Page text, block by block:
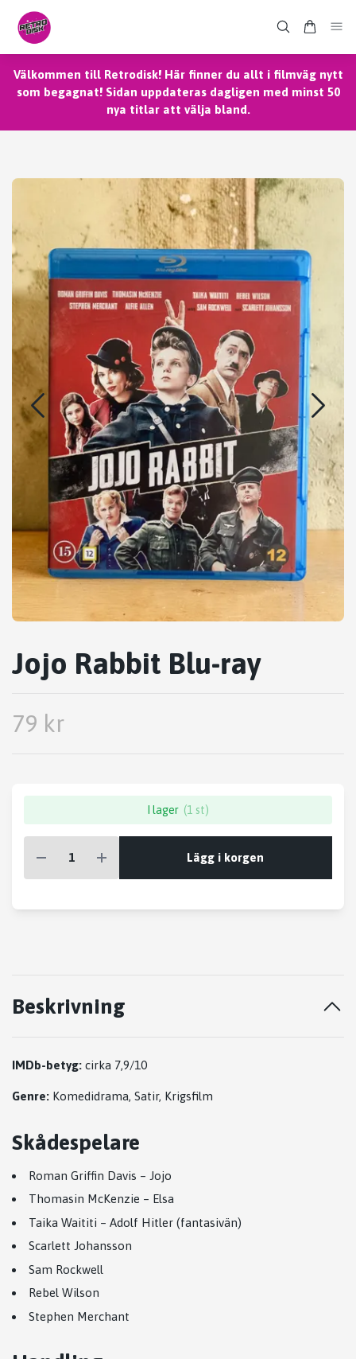
Välkommen till Retrodisk! Här finner du allt i filmväg nytt
som begagnat! Sidan uppdateras dagligen med minst 50
nya titlar att välja bland.
Jojo Rabbit Blu-ray
79 kr
I lager (1 st)
Lägg i korgen
Beskrivning
IMDb-betyg: cirka 7,9/10
Genre: Komedidrama, Satir, Krigsfilm
Skådespelare
Roman Griffin Davis – Jojo
Thomasin McKenzie – Elsa
Taika Waititi – Adolf Hitler (fantasivän)
Scarlett Johansson
Sam Rockwell
Rebel Wilson
Stephen Merchant